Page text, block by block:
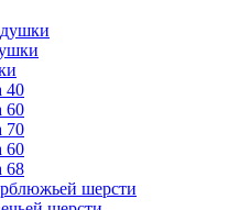
40
60
70
60
68
шерсти